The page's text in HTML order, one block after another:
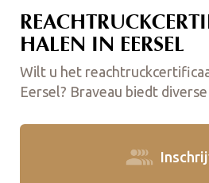
HALEN IN EERSEL
Wilt u het
Eersel? Braveau biedt